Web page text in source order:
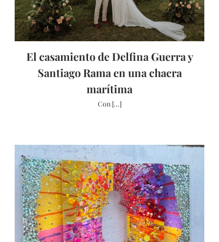
El casamiento de Delfina Guerra y
Santiago Rama en una chacra
marítima
Con [...]